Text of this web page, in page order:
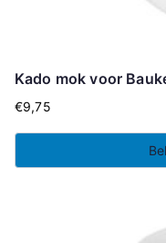
Kado mok voor
€9,75